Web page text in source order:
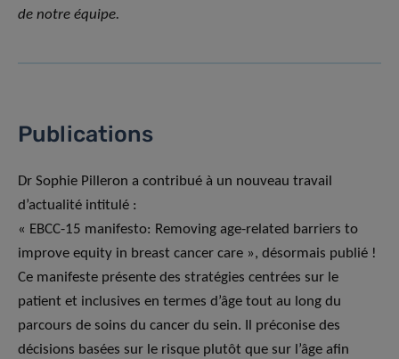
de notre équipe.
Publications
Dr Sophie Pilleron a contribué à un nouveau travail
d’actualité intitulé :
« EBCC-15 manifesto: Removing age-related barriers to
improve equity in breast cancer care », désormais publié !
Ce manifeste présente des stratégies centrées sur le
patient et inclusives en termes d’âge tout au long du
parcours de soins du cancer du sein. Il préconise des
décisions basées sur le risque plutôt que sur l’âge afin